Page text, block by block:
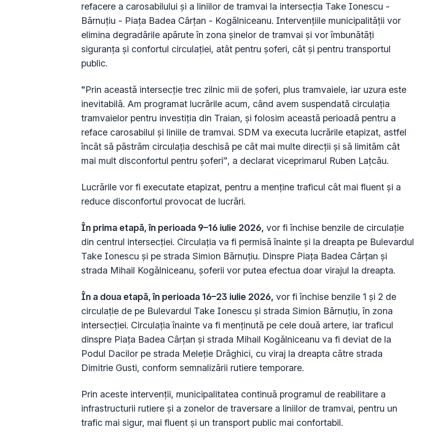
refacere a carosabilului și a liniilor de tramvai la intersecția Take Ionescu -
Bărnuțiu - Piața Badea Cârțan - Kogălniceanu. Intervențiile municipalității vor
elimina degradările apărute în zona șinelor de tramvai și vor îmbunătăți
siguranța și confortul circulației, atât pentru șoferi, cât și pentru transportul
public.
“Prin această intersecție trec zilnic mii de șoferi, plus tramvaiele, iar uzura este
inevitabilă. Am programat lucrările acum, când avem suspendată circulația
tramvaielor pentru investiția din Traian, și folosim această perioadă pentru a
reface carosabilul și liniile de tramvai. SDM va executa lucrările etapizat, astfel
încât să păstrăm circulația deschisă pe cât mai multe direcții și să limităm cât
mai mult disconfortul pentru șoferi”, a declarat viceprimarul Ruben Lațcău.
Lucrările vor fi executate etapizat, pentru a menține traficul cât mai fluent și a
reduce disconfortul provocat de lucrări.
În prima etapă, în perioada 9–16 iulie 2026, vor fi închise benzile de circulație
din centrul intersecției. Circulația va fi permisă înainte și la dreapta pe Bulevardul
Take Ionescu și pe strada Simion Bărnuțiu. Dinspre Piața Badea Cârțan și
strada Mihail Kogălniceanu, șoferii vor putea efectua doar virajul la dreapta.
În a doua etapă, în perioada 16–23 iulie 2026, vor fi închise benzile 1 și 2 de
circulație de pe Bulevardul Take Ionescu și strada Simion Bărnuțiu, în zona
intersecției. Circulația înainte va fi menținută pe cele două artere, iar traficul
dinspre Piața Badea Cârțan și strada Mihail Kogălniceanu va fi deviat de la
Podul Dacilor pe strada Meleție Drăghici, cu viraj la dreapta către strada
Dimitrie Gusti, conform semnalizării rutiere temporare.
Prin aceste intervenții, municipalitatea continuă programul de reabilitare a
infrastructurii rutiere și a zonelor de traversare a liniilor de tramvai, pentru un
trafic mai sigur, mai fluent și un transport public mai confortabil.